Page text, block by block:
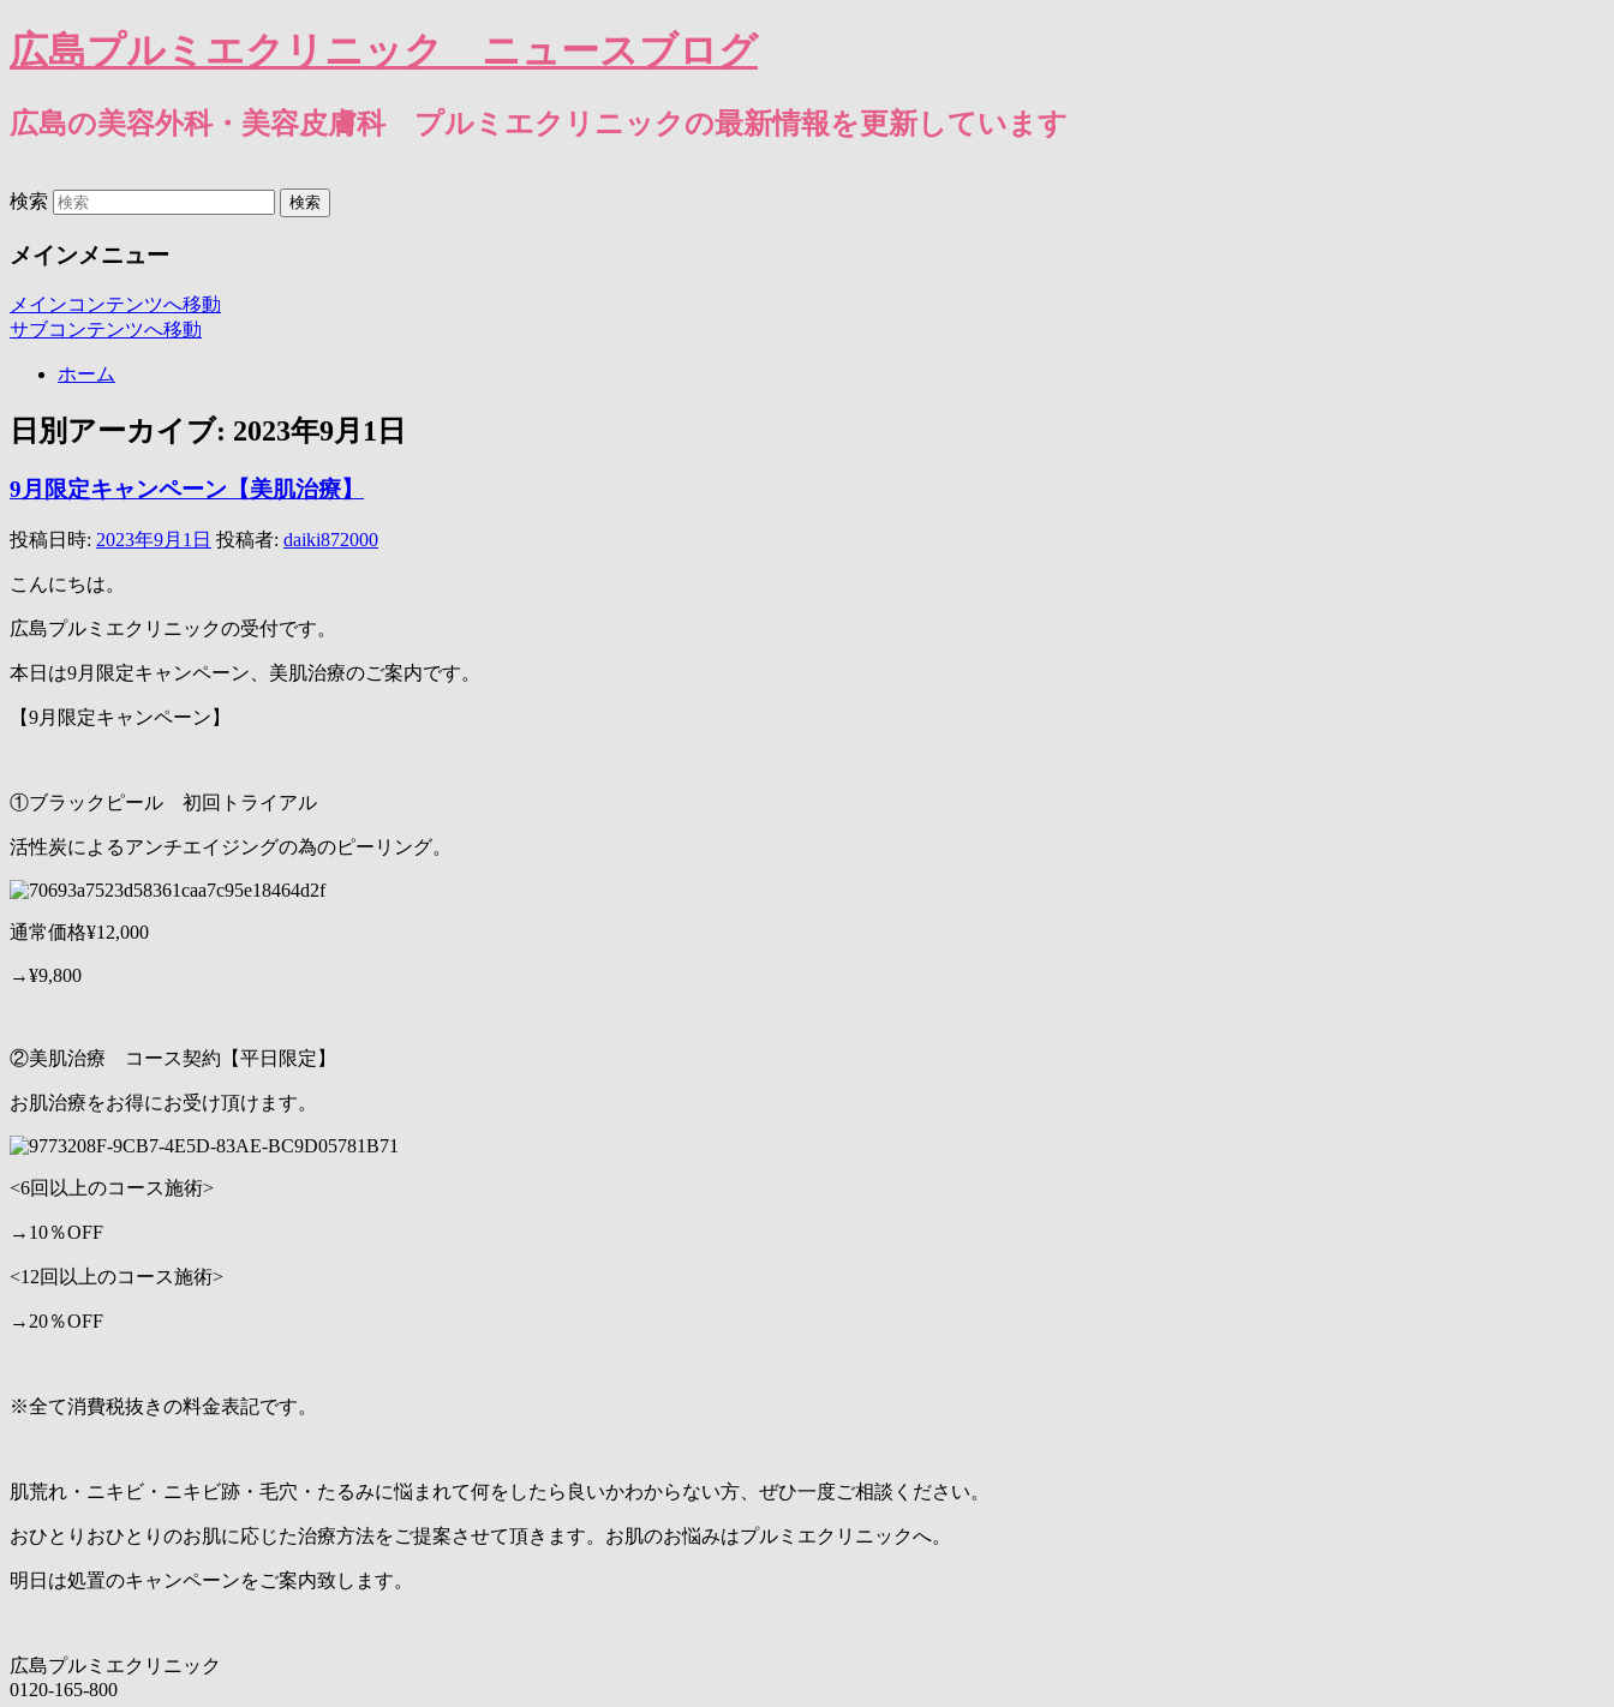
広島プルミエクリニック ニュースブログ
広島の美容外科・美容皮膚科 プルミエクリニックの最新情報を更新しています
検索
メインメニュー
メインコンテンツへ移動
サブコンテンツへ移動
ホーム
日別アーカイブ: 2023年9月1日
9月限定キャンペーン【美肌治療】
投稿日時: 2023年9月1日 投稿者: daiki872000
こんにちは。
広島プルミエクリニックの受付です。
本日は9月限定キャンペーン、美肌治療のご案内です。
【9月限定キャンペーン】
①ブラックピール 初回トライアル
活性炭によるアンチエイジングの為のピーリング。
通常価格¥12,000
→¥9,800
②美肌治療 コース契約【平日限定】
お肌治療をお得にお受け頂けます。
<6回以上のコース施術>
→10％OFF
<12回以上のコース施術>
→20％OFF
※全て消費税抜きの料金表記です。
肌荒れ・ニキビ・ニキビ跡・毛穴・たるみに悩まれて何をしたら良いかわからない方、ぜひ一度ご相談ください。
おひとりおひとりのお肌に応じた治療方法をご提案させて頂きます。お肌のお悩みはプルミエクリニックへ。
明日は処置のキャンペーンをご案内致します。
広島プルミエクリニック
0120-165-800